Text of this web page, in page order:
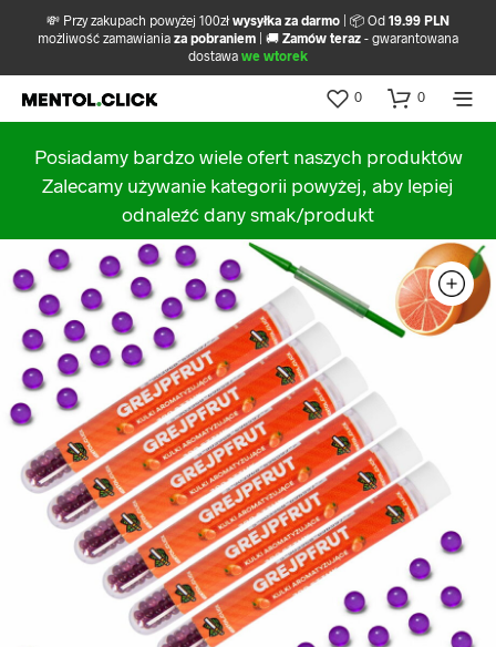
💸 Przy zakupach powyżej 100zł wysyłka za darmo | 📦 Od 19.99 PLN
możliwość zamawiania za pobraniem | 🚚 Zamów teraz - gwarantowana
dostawa we wtorek
0 0
Posiadamy bardzo wiele ofert naszych produktów
Zalecamy używanie kategorii powyżej, aby lepiej
odnaleźć dany smak/produkt